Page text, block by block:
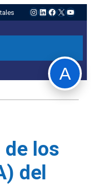
Instagram
LinkedIn
Facebook
X
los
del
A